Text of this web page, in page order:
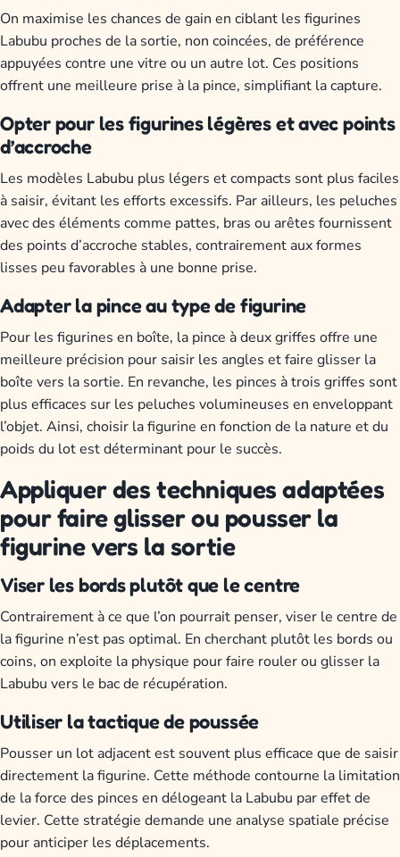
On maximise les chances de gain en ciblant les figurines
Labubu proches de la sortie, non coincées, de préférence
appuyées contre une vitre ou un autre lot. Ces positions
offrent une meilleure prise à la pince, simplifiant la capture.
Opter pour les figurines légères et avec points
d’accroche
Les modèles Labubu plus légers et compacts sont plus faciles
à saisir, évitant les efforts excessifs. Par ailleurs, les peluches
avec des éléments comme pattes, bras ou arêtes fournissent
des points d’accroche stables, contrairement aux formes
lisses peu favorables à une bonne prise.
Adapter la pince au type de figurine
Pour les figurines en boîte, la pince à deux griffes offre une
meilleure précision pour saisir les angles et faire glisser la
boîte vers la sortie. En revanche, les pinces à trois griffes sont
plus efficaces sur les peluches volumineuses en enveloppant
l’objet. Ainsi, choisir la figurine en fonction de la nature et du
poids du lot est déterminant pour le succès.
Appliquer des techniques adaptées
pour faire glisser ou pousser la
figurine vers la sortie
Viser les bords plutôt que le centre
Contrairement à ce que l’on pourrait penser, viser le centre de
la figurine n’est pas optimal. En cherchant plutôt les bords ou
coins, on exploite la physique pour faire rouler ou glisser la
Labubu vers le bac de récupération.
Utiliser la tactique de poussée
Pousser un lot adjacent est souvent plus efficace que de saisir
directement la figurine. Cette méthode contourne la limitation
de la force des pinces en délogeant la Labubu par effet de
levier. Cette stratégie demande une analyse spatiale précise
pour anticiper les déplacements.